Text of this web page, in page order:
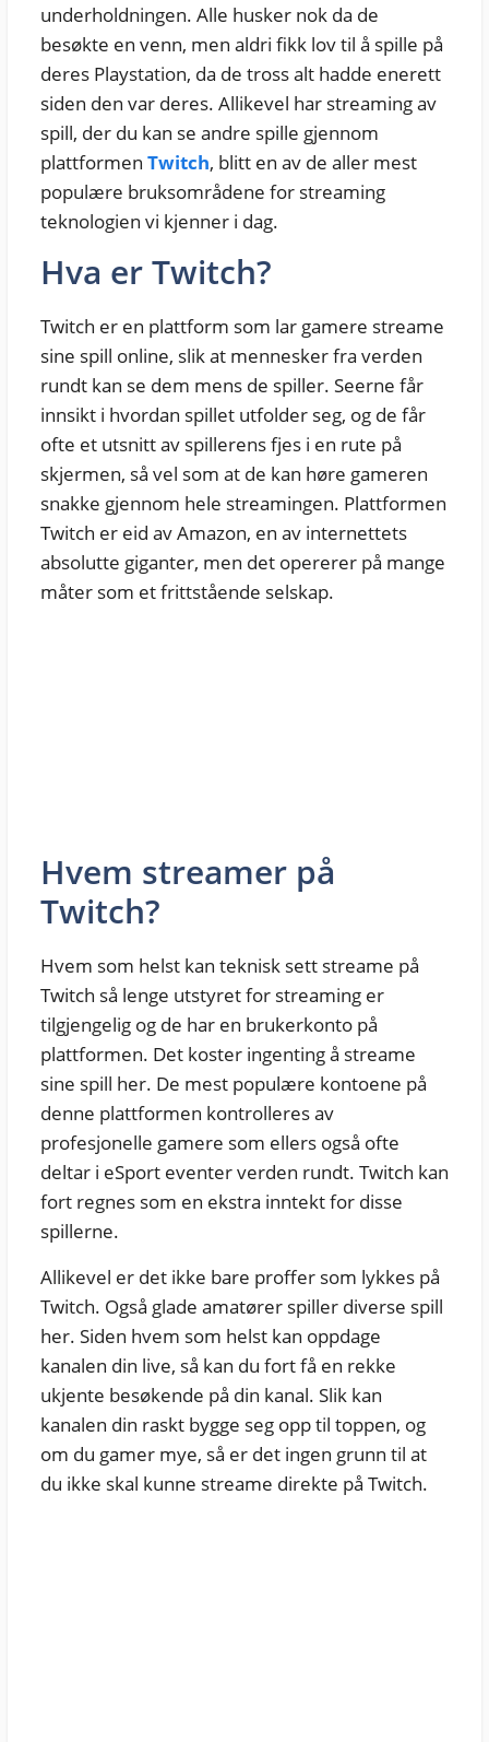
underholdningen. Alle husker nok da de
besøkte en venn, men aldri fikk lov til å spille på
deres Playstation, da de tross alt hadde enerett
siden den var deres. Allikevel har streaming av
spill, der du kan se andre spille gjennom
plattformen Twitch, blitt en av de aller mest
populære bruksområdene for streaming
teknologien vi kjenner i dag.
Hva er Twitch?
Twitch er en plattform som lar gamere streame
sine spill online, slik at mennesker fra verden
rundt kan se dem mens de spiller. Seerne får
innsikt i hvordan spillet utfolder seg, og de får
ofte et utsnitt av spillerens fjes i en rute på
skjermen, så vel som at de kan høre gameren
snakke gjennom hele streamingen. Plattformen
Twitch er eid av Amazon, en av internettets
absolutte giganter, men det opererer på mange
måter som et frittstående selskap.
Hvem streamer på
Twitch?
Hvem som helst kan teknisk sett streame på
Twitch så lenge utstyret for streaming er
tilgjengelig og de har en brukerkonto på
plattformen. Det koster ingenting å streame
sine spill her. De mest populære kontoene på
denne plattformen kontrolleres av
profesjonelle gamere som ellers også ofte
deltar i eSport eventer verden rundt. Twitch kan
fort regnes som en ekstra inntekt for disse
spillerne.
Allikevel er det ikke bare proffer som lykkes på
Twitch. Også glade amatører spiller diverse spill
her. Siden hvem som helst kan oppdage
kanalen din live, så kan du fort få en rekke
ukjente besøkende på din kanal. Slik kan
kanalen din raskt bygge seg opp til toppen, og
om du gamer mye, så er det ingen grunn til at
du ikke skal kunne streame direkte på Twitch.